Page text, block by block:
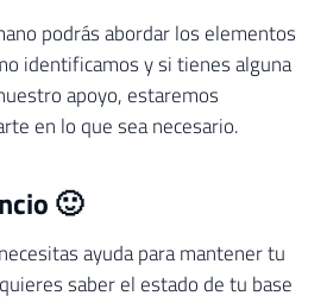
podrás abordar los elementos
identificamos y si tienes alguna
apoyo, estaremos
en lo que sea necesario.
🙂
ayuda para mantener tu
saber el estado de tu base